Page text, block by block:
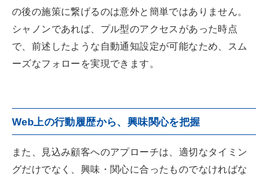
の後の施策に繋げるのは意外と簡単ではありません。
シャノンであれば、プル型のアクセスがあった時点
で、前述したような自動通知設定が可能なため、スム
ーズなフォローを実現できます。
Web上の行動履歴から、興味関心を把握
また、見込み顧客へのアプローチは、適切なタイミン
グだけでなく、興味・関心に合ったものでなければな